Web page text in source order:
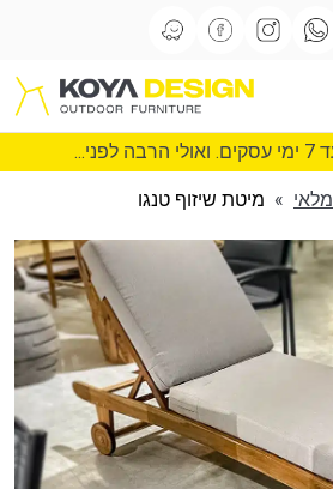
» מיטת שיזוף טנגו